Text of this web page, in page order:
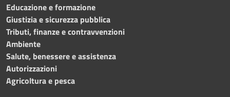
Educazione e formazione
Giustizia e sicurezza pubblica
Tributi, finanze e contravvenzioni
Ambiente
Salute, benessere e assistenza
Autorizzazioni
Agricoltura e pesca